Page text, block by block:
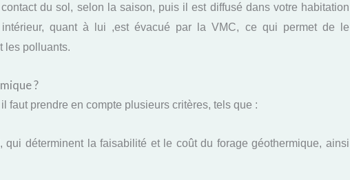
du sol, selon la saison, puis il est diffusé dans votre habitation
intérieur, quant à lui ,est évacué par la VMC, ce qui permet de le
les polluants.
?
faut prendre en compte plusieurs critères, tels que :
qui déterminent la faisabilité et le coût du forage géothermique, ainsi